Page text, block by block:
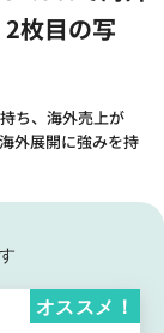
枚目の写
ち、海外売上が
外展開に強みを持
オススメ！